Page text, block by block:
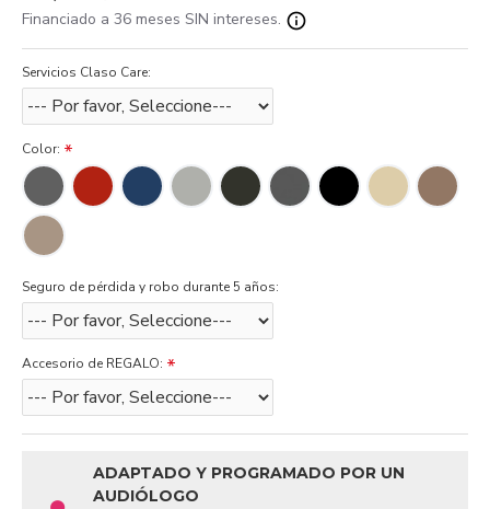
Financiado a 36 meses SIN intereses.
Servicios Claso Care:
Color:
Seguro de pérdida y robo durante 5 años:
Accesorio de REGALO:
ADAPTADO Y PROGRAMADO POR UN
AUDIÓLOGO